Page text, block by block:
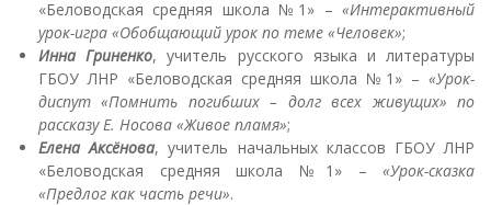
«Беловодская средняя школа №1» – «Интерактивный
урок-игра «Обобщающий урок по теме «Человек»;
Инна Гриненко, учитель русского языка и литературы
ГБОУ ЛНР «Беловодская средняя школа №1» – «Урок-
диспут «Помнить погибших – долг всех живущих» по
рассказу Е. Носова «Живое пламя»;
Елена Аксёнова, учитель начальных классов ГБОУ ЛНР
«Беловодская средняя школа №1» – «Урок-сказка
«Предлог как часть речи».